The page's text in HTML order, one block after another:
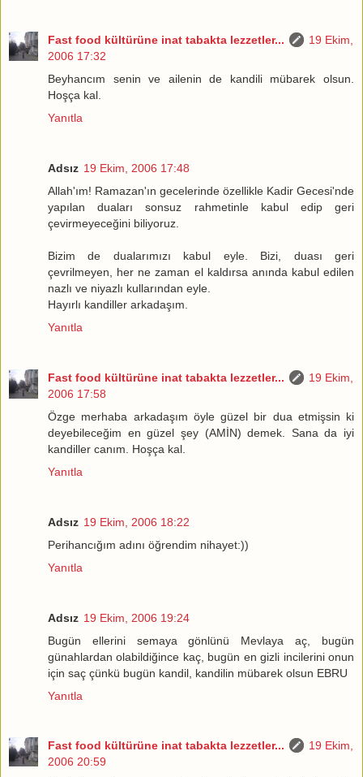
Fast food kültürüne inat tabakta lezzetler...
19 Ekim,
2006 17:32
Beyhancım senin ve ailenin de kandili mübarek olsun.
Hoşça kal.
Yanıtla
Adsız 19 Ekim, 2006 17:48
Allah'ım! Ramazan'ın gecelerinde özellikle Kadir Gecesi'nde
yapılan duaları sonsuz rahmetinle kabul edip geri
çevirmeyeceğini biliyoruz.
Bizim de dualarımızı kabul eyle. Bizi, duası geri
çevrilmeyen, her ne zaman el kaldırsa anında kabul edilen
nazlı ve niyazlı kullarından eyle.
Hayırlı kandiller arkadaşım.
Yanıtla
Fast food kültürüne inat tabakta lezzetler...
19 Ekim,
2006 17:58
Özge merhaba arkadaşım öyle güzel bir dua etmişsin ki
deyebileceğim en güzel şey (AMİN) demek. Sana da iyi
kandiller canım. Hoşça kal.
Yanıtla
Adsız 19 Ekim, 2006 18:22
Perihancığım adını öğrendim nihayet:))
Yanıtla
Adsız 19 Ekim, 2006 19:24
Bugün ellerini semaya gönlünü Mevlaya aç, bugün
günahlardan olabildiğince kaç, bugün en gizli incilerini onun
için saç çünkü bugün kandil, kandilin mübarek olsun EBRU
Yanıtla
Fast food kültürüne inat tabakta lezzetler...
19 Ekim,
2006 20:59